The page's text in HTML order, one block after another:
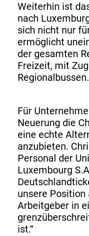
Weiterhin ist
nach
sich nicht nur
ermöglicht
der gesamten
Freizeit, mit
Regionalbussen.
Für
Neuerung die
eine echte
anzubieten.
Personal der
Luxembourg
unsere
Arbeitgeber in
ist.“